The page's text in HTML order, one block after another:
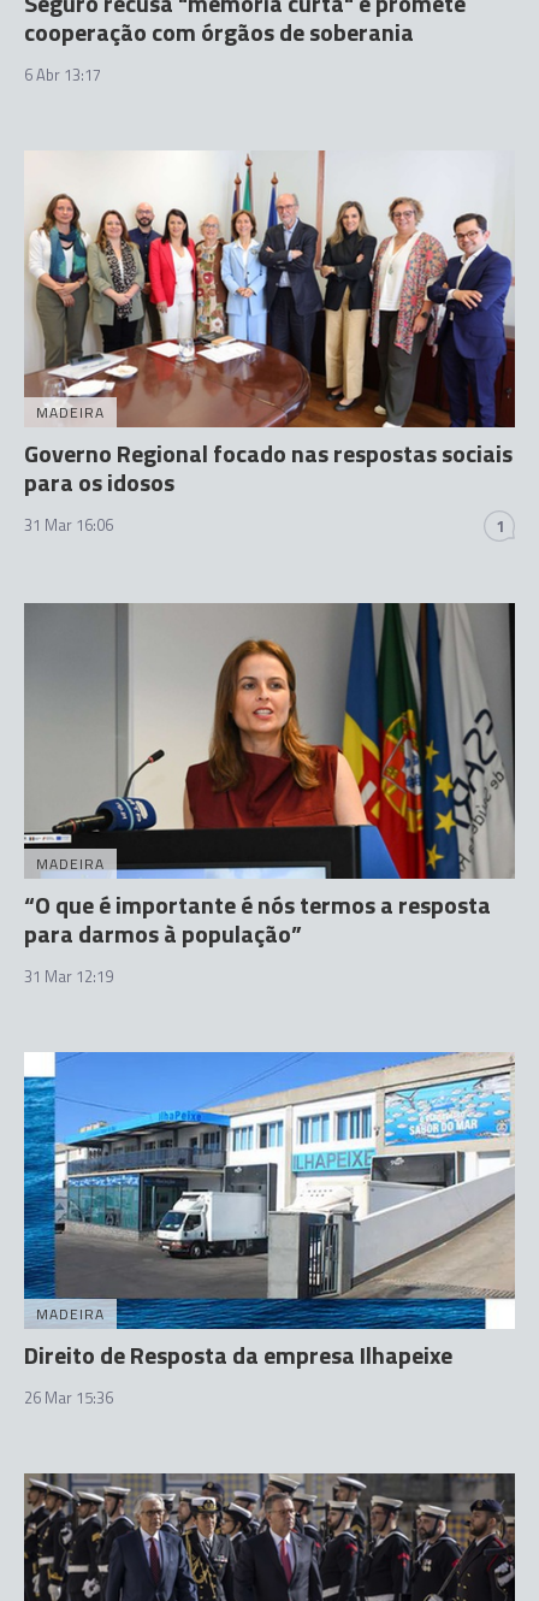
cooperação com órgãos de soberania
6 Abr 13:17
MADEIRA
Governo Regional focado nas respostas sociais
para os idosos
31 Mar 16:06 1
MADEIRA
“O que é importante é nós termos a resposta
para darmos à população”
31 Mar 12:19
MADEIRA
Direito de Resposta da empresa Ilhapeixe
26 Mar 15:36